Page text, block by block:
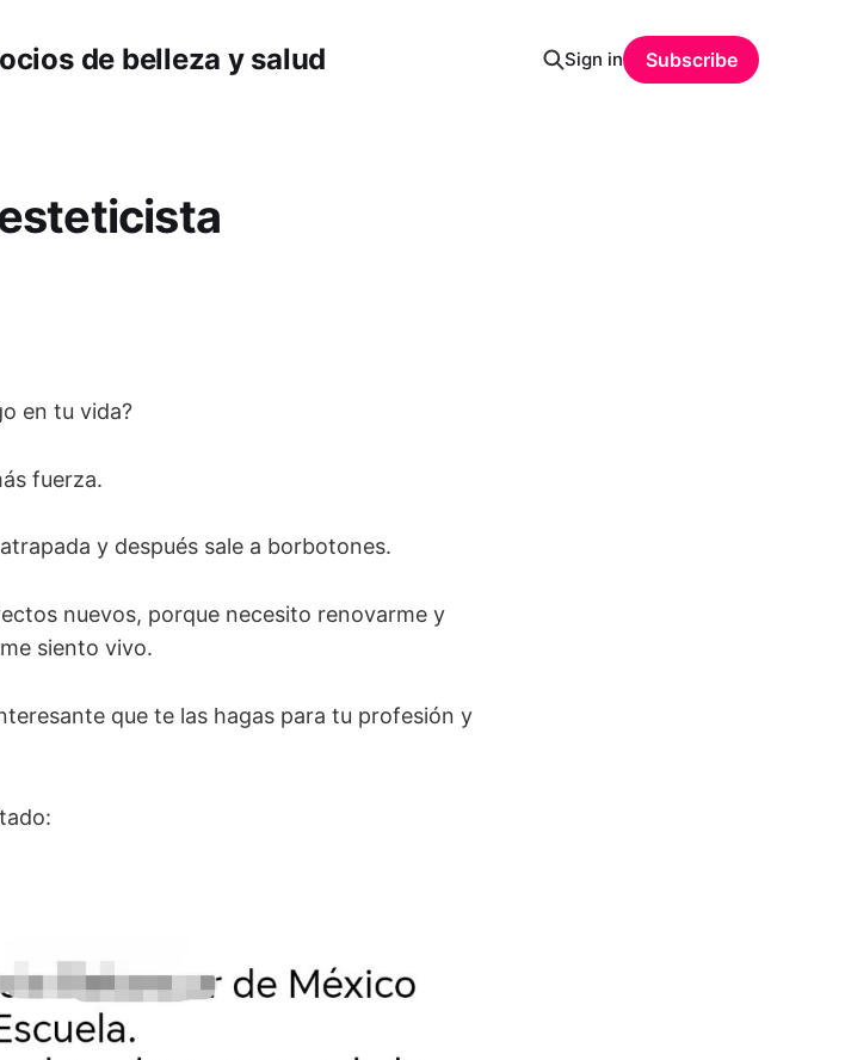
de belleza y salud Sign in Subscribe
en tu vida?
fuerza.
y después sale a borbotones.
nuevos, porque necesito renovarme y
siento vivo.
que te las hagas para tu profesión y